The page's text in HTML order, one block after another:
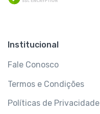
Institucional
Fale Conosco
Termos e Condições
Políticas de Privacidade